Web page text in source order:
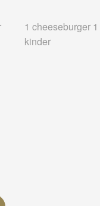
1 cheeseburger
kinder